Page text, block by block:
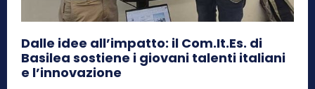
Dalle idee all’impatto: il Com.It.Es. di
Basilea sostiene i giovani talenti italiani
e l’innovazione